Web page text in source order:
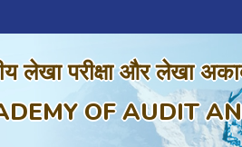
लेखा परीक्षा और लेखा
OF AUDIT